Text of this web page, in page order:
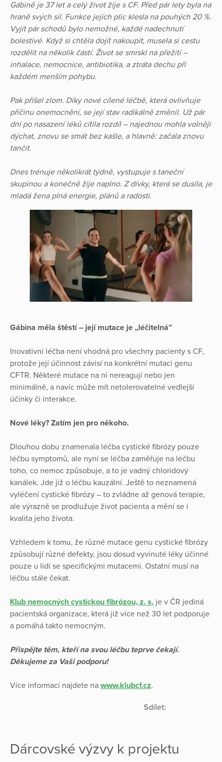
Gábině je 37 let a celý život žije s CF. Před pár lety byla na
hraně svých sil. Funkce jejích plic klesla na pouhých 20 %.
Vyjít pár schodů bylo nemožné, každé nadechnutí
bolestivé. Když si chtěla dojít nakoupit, musela si cestu
rozdělit na několik částí. Život se smrskl na přežití –
inhalace, nemocnice, antibiotika, a ztráta dechu při
každém menším pohybu.
Pak přišel zlom. Díky nové cílené léčbě, která ovlivňuje
příčinu onemocnění, se její stav radikálně změnil. Už pár
dní po nasazení léků cítila rozdíl – najednou mohla volněji
dýchat, znovu se smát bez kašle, a hlavně: začala znovu
tančit.
Dnes trénuje několikrát týdně, vystupuje s taneční
skupinou a konečně žije naplno. Z dívky, která se dusila, je
mladá žena plná energie, plánů a radosti.
Gábina měla štěstí – její mutace je „léčitelná”
Inovativní léčba není vhodná pro všechny pacienty s CF,
protože její účinnost závisí na konkrétní mutaci genu
CFTR. Některé mutace na ni nereagují nebo jen
minimálně, a navíc může mít netolerovatelné vedlejší
účinky či interakce.
Nové léky? Zatím jen pro někoho.
Dlouhou dobu znamenala léčba cystické fibrózy pouze
léčbu symptomů, ale nyní se léčba zaměřuje na léčbu
toho, co nemoc způsobuje, a to je vadný chloridový
kanálek. Jde již o léčbu kauzální. Ještě to neznamená
vyléčení cystické fibrózy – to zvládne až genová terapie,
ale výrazně se prodlužuje život pacienta a mění se i
kvalita jeho života.
Vzhledem k tomu, že různé mutace genu cystické fibrózy
způsobují různé defekty, jsou dosud vyvinuté léky účinné
pouze u lidí se specifickými mutacemi. Ostatní musí na
léčbu stále čekat.
Klub nemocných cystickou fibrózou, z. s. je v ČR jediná
pacientská organizace, která již více než 30 let podporuje
a pomáhá takto nemocným.
Přispějte těm, kteří na svou léčbu teprve čekají.
Děkujeme za Vaši podporu!
Více informací najdete na www.klubcf.cz.
Sdílet:
Dárcovské výzvy k projektu